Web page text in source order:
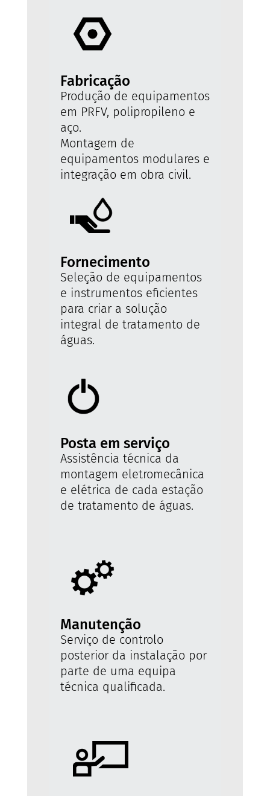
Fabricação
Produção de equipamentos
em PRFV, polipropileno e
aço.
Montagem de
equipamentos modulares e
integração em obra civil.
Fornecimento
Seleção de equipamentos
e instrumentos eficientes
para criar a solução
integral de tratamento de
águas.
Posta em serviço
Assistência técnica da
montagem eletromecânica
e elétrica de cada estação
de tratamento de águas.
Manutenção
Serviço de controlo
posterior da instalação por
parte de uma equipa
técnica qualificada.